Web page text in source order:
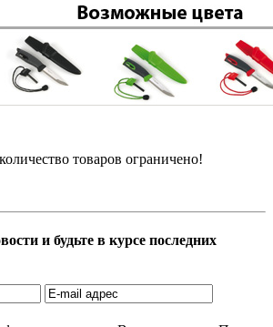
товаров ограничено!
и будьте в курсе последних